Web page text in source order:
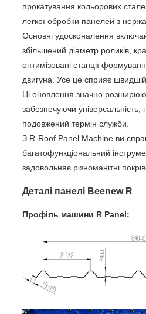
прокатування кольорових
легкої обробки панелей з
Основні удосконалення
збільшений діаметр роликів,
оптимізовані станції
двигуна. Усе це сприяє
Ці оновлення значно
забезпечуючи універсальність,
подовжений термін служби.
З R-Roof Panel Machine ви
багатофункціональний
задовольняє різноманітні
Деталі панелі Beenew R
Профіль машини R Panel: